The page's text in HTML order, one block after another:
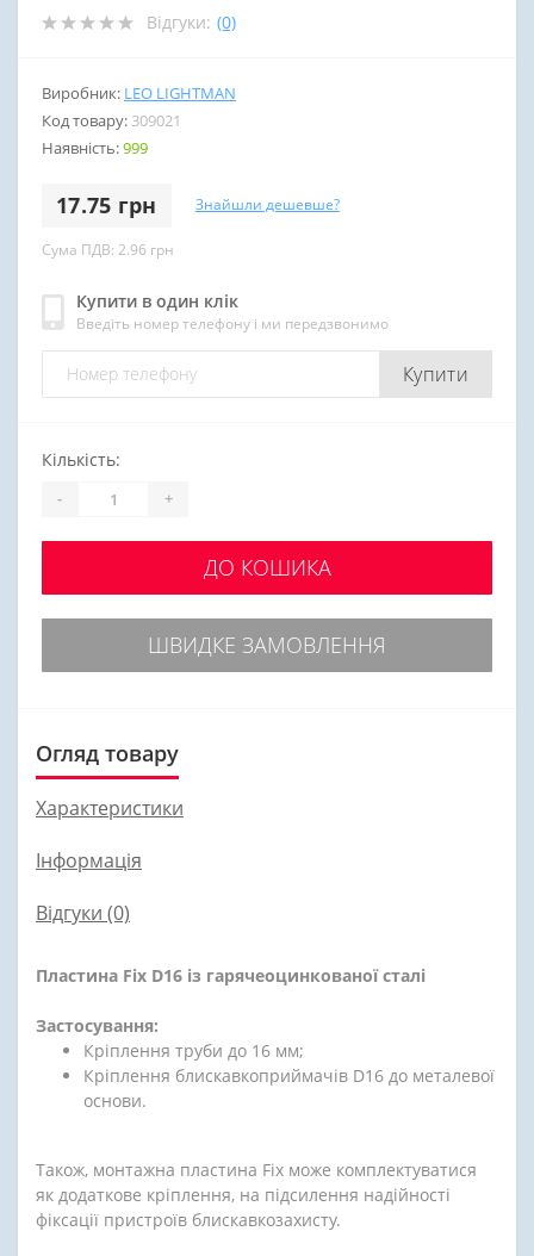
Відгуки: (0)
Виробник: LEO LIGHTMAN
Код товару: 309021
Наявність:999
17.75 грн Знайшли дешевше?
Сума ПДВ: 2.96 грн
Купити в один клік
Введіть номер телефону і ми передзвонимо
Купити
Кількість:
- +
ДО КОШИКА
ШВИДКЕ ЗАМОВЛЕННЯ
Огляд товару
Характеристики
Інформація
Відгуки (0)
Пластина Fix D16 із гарячеоцинкованої сталі
Застосування:
Кріплення труби до 16 мм;
Кріплення блискавкоприймачів D16 до металевої
основи.
Також, монтажна пластина Fix може комплектуватися
як додаткове кріплення, на підсилення надійності
фіксації пристроїв блискавкозахисту.